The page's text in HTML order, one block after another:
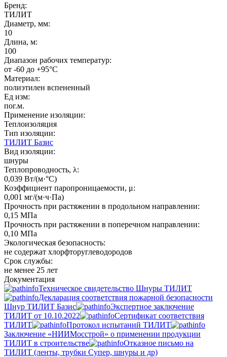
Бренд:
ТИЛИТ
Диаметр, мм:
10
Длина, м:
100
Диапазон рабочих температур:
от -60 до +95°C
Материал:
полиэтилен вспененный
Ед изм:
пог.м.
Применение изоляции:
Теплоизоляция
Тип изоляции:
ТИЛИТ Базис
Вид изоляции:
шнуры
Теплопроводность, λ:
0,039 Вт/(м·°C)
Коэффициент паропроницаемости, μ:
0,001 мг/(м·ч·Па)
Прочность при растяжении в продольном направлении:
0,15 МПа
Прочность при растяжении в поперечном направлении:
0,10 МПа
Экологическая безопасность:
не содержат хлорфторуглеводородов
Срок службы:
не менее 25 лет
Документация
Техническое свидетельство Шнуры ТИЛИТ
Декларация соответствия пожарной безопасности
Шнур ТИЛИТ Базис
Экспертное заключение
ТИЛИТ от 10.10.2022
Сертификат соответствия
ТИЛИТ
Протокол испытаний ТИЛИТ
Заключение «НИИМосстрой» о применении продукции
ТИЛИТ в строительстве
Отказное письмо на
ТИЛИТ (ленты, трубки Супер, шнуры и др)